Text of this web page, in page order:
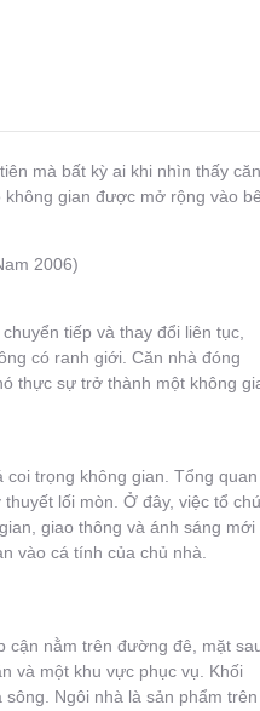
mà bất kỳ ai khi nhìn thấy căn
gian được mở rộng vào
2006)
tiếp và thay đổi liên tục,
có ranh giới. Căn nhà đóng
thực sự trở thành một không
trọng không gian. Tổng quan
lối mòn. Ở đây, việc tổ
giao thông và ánh sáng mới
vào cá tính của chủ nhà.
cận nằm trên đường đê, mặt
và một khu vực phục vụ. Khối
Ngôi nhà là sản phẩm trên